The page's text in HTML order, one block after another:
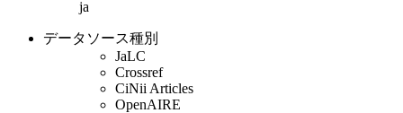
ja
データソース種別
JaLC
Crossref
CiNii Articles
OpenAIRE